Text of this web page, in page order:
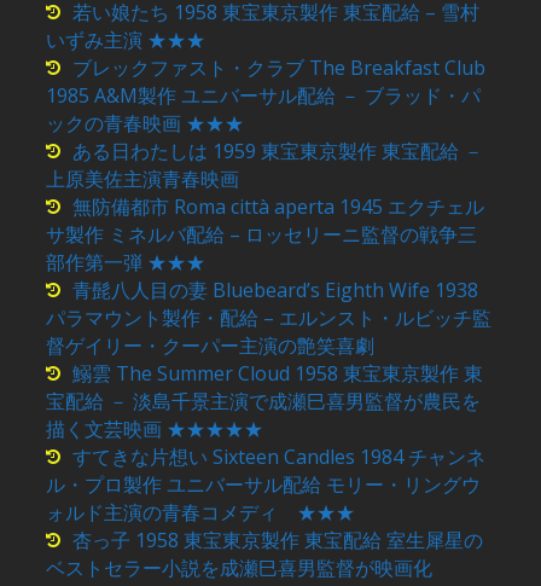
若い娘たち 1958 東宝東京製作 東宝配給 – 雪村
いずみ主演 ★★★
ブレックファスト・クラブ The Breakfast Club
1985 A&M製作 ユニバーサル配給 － ブラッド・パ
ックの青春映画 ★★★
ある日わたしは 1959 東宝東京製作 東宝配給 －
上原美佐主演青春映画
無防備都市 Roma città aperta 1945 エクチェル
サ製作 ミネルバ配給 – ロッセリーニ監督の戦争三
部作第一弾 ★★★
青髭八人目の妻 Bluebeard’s Eighth Wife 1938
パラマウント製作・配給 – エルンスト・ルビッチ監
督ゲイリー・クーパー主演の艶笑喜劇
鰯雲 The Summer Cloud 1958 東宝東京製作 東
宝配給 － 淡島千景主演で成瀬巳喜男監督が農民を
描く文芸映画 ★★★★★
すてきな片想い Sixteen Candles 1984 チャンネ
ル・プロ製作 ユニバーサル配給 モリー・リングウ
ォルド主演の青春コメディ ★★★
杏っ子 1958 東宝東京製作 東宝配給 室生犀星の
ベストセラー小説を成瀬巳喜男監督が映画化